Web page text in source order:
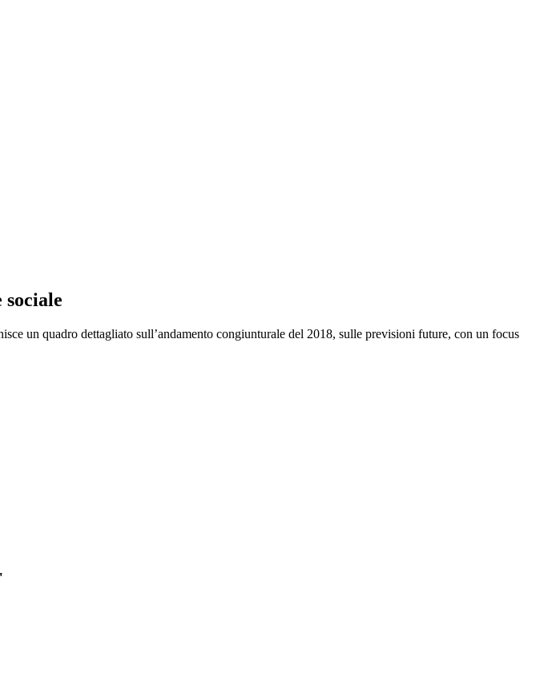
un quadro dettagliato sull’andamento congiunturale del 2018, sulle previsioni future, con un focus